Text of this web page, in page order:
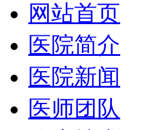
网站首页
医院简介
医院新闻
医师团队